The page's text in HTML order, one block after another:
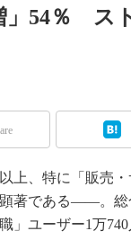
」54％ ス
上、特に「販売
著である――。総
」ユーザー1万